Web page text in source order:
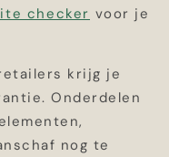
checker voor je
krijg je
Onderdelen
nog te